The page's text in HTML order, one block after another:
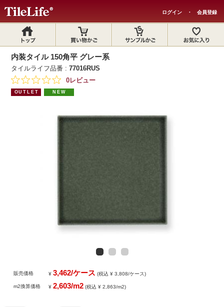
ログイン ・ 会員登録
内装タイル 150角平 グレー系
タイルライフ品番 :77016RUS
0レビュー
OUTLET NEW
販売価格 ¥3,462/ケース (税込 ¥ 3,808/ケース)
m2換算価格 ¥2,603/m2 (税込 ¥ 2,863/m2)